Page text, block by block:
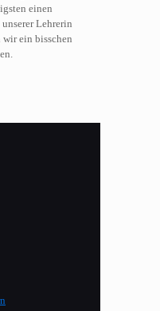
einen
Lehrerin
ein bisschen